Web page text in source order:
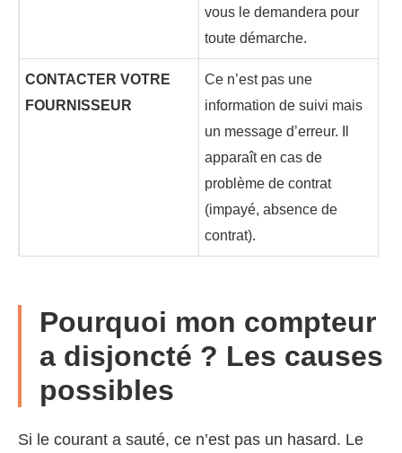
vous le demandera pour
toute démarche.
CONTACTER VOTRE
FOURNISSEUR
Ce n’est pas une
information de suivi mais
un message d’erreur. Il
apparaît en cas de
problème de contrat
(impayé, absence de
contrat).
Pourquoi mon compteur
a disjoncté ? Les causes
possibles
Si le courant a sauté, ce n’est pas un hasard. Le